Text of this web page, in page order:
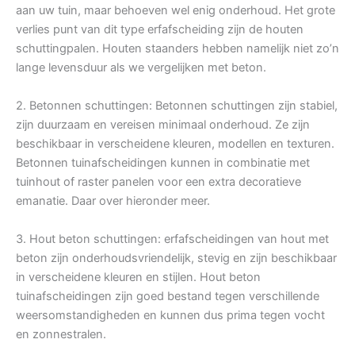
aan uw tuin, maar behoeven wel enig onderhoud. Het grote
verlies punt van dit type erfafscheiding zijn de houten
schuttingpalen. Houten staanders hebben namelijk niet zo’n
lange levensduur als we vergelijken met beton.
2. Betonnen schuttingen: Betonnen schuttingen zijn stabiel,
zijn duurzaam en vereisen minimaal onderhoud. Ze zijn
beschikbaar in verscheidene kleuren, modellen en texturen.
Betonnen tuinafscheidingen kunnen in combinatie met
tuinhout of raster panelen voor een extra decoratieve
emanatie. Daar over hieronder meer.
3. Hout beton schuttingen: erfafscheidingen van hout met
beton zijn onderhoudsvriendelijk, stevig en zijn beschikbaar
in verscheidene kleuren en stijlen. Hout beton
tuinafscheidingen zijn goed bestand tegen verschillende
weersomstandigheden en kunnen dus prima tegen vocht
en zonnestralen.